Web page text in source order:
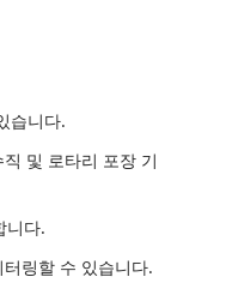
습니다.
및 로타리 포장 기
니다.
링할 수 있습니다.